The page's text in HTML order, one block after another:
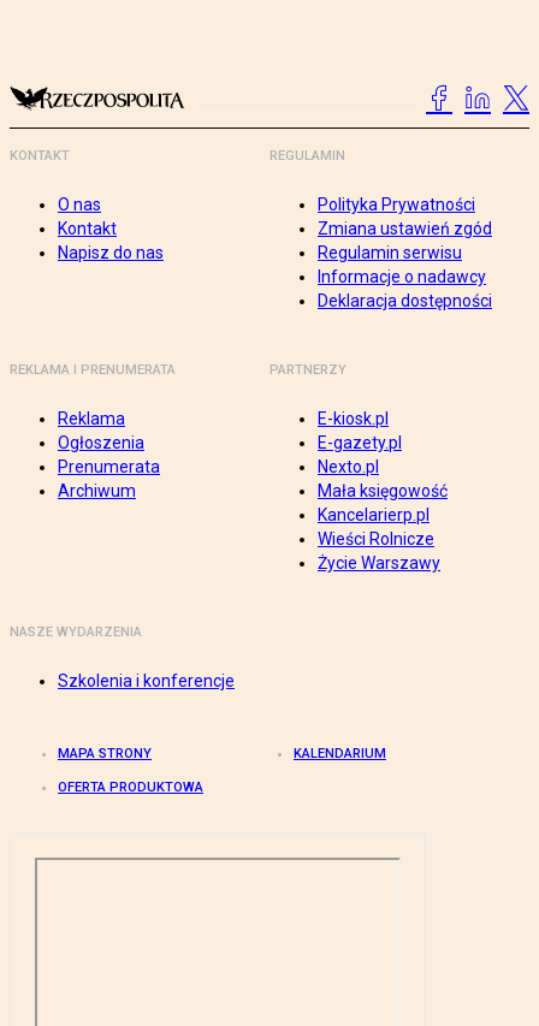
KONTAKT
O nas
Kontakt
Napisz do nas
REGULAMIN
Polityka Prywatności
Zmiana ustawień zgód
Regulamin serwisu
Informacje o nadawcy
Deklaracja dostępności
REKLAMA I PRENUMERATA
Reklama
Ogłoszenia
Prenumerata
Archiwum
PARTNERZY
E-kiosk.pl
E-gazety.pl
Nexto.pl
Mała księgowość
Kancelarierp.pl
Wieści Rolnicze
Życie Warszawy
NASZE WYDARZENIA
Szkolenia i konferencje
MAPA STRONY KALENDARIUM
OFERTA PRODUKTOWA